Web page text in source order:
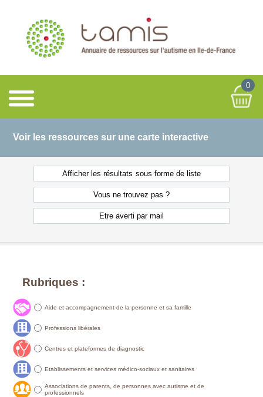
0
Voir les ressources sur une carte interactive
Afficher les résultats sous forme de liste
Vous ne trouvez pas ?
Etre averti par mail
Rubriques :
Aide et accompagnement de la personne et sa famille
Professions libérales
Centres et plateformes de diagnostic
Etablissements et services médico-sociaux et sanitaires
Associations de parents, de personnes avec autisme et de
professionnels